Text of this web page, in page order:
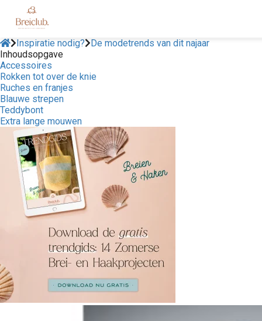
Inspiratie nodig?
De modetrends van dit najaar
Inhoudsopgave
Accessoires
Rokken tot over de knie
Ruches en franjes
Blauwe strepen
Teddybont
Extra lange mouwen